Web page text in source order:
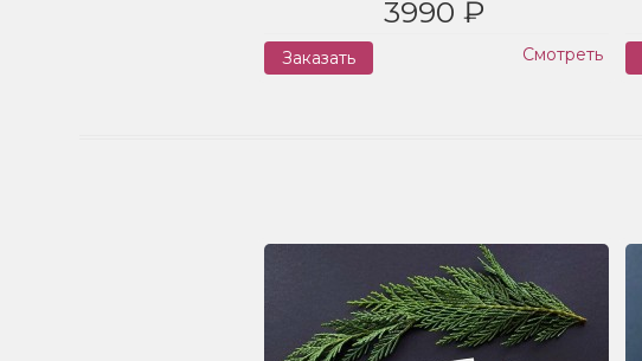
3990 ₽
Заказать Смотреть